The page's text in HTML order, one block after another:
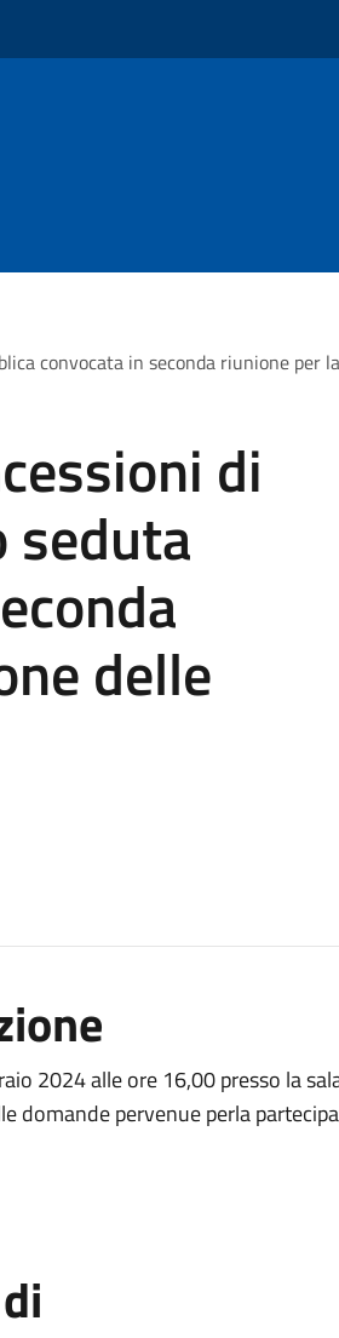
convocata in seconda riunione per
di
seduta
delle
2024 alle ore 16,00 presso la
domande pervenue perla